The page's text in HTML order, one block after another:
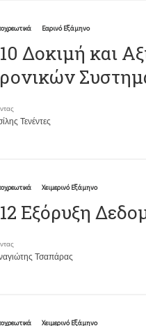
Εαρινό Εξάμηνο
Δοκιμή και
Τενέντες
Χειμερινό Εξάμηνο
Εξόρυξη
Τσαπάρας
Χειμερινό Εξάμηνο